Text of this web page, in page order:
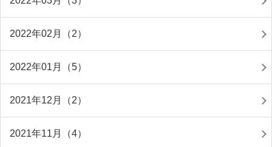
2022年02月（2）
2022年01月（5）
2021年12月（2）
2021年11月（4）